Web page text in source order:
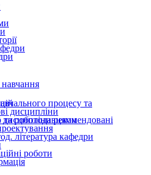
дисципліни
кафедрою та роботодавцями
література кафедри
роботи